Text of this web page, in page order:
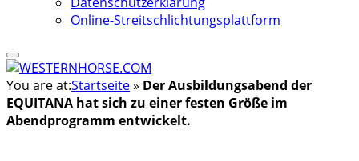
Online-Streitschlichtungsplattform
You are at:Startseite» Der Ausbildungsabend der
EQUITANA hat sich zu einer festen Größe im
Abendprogramm entwickelt.